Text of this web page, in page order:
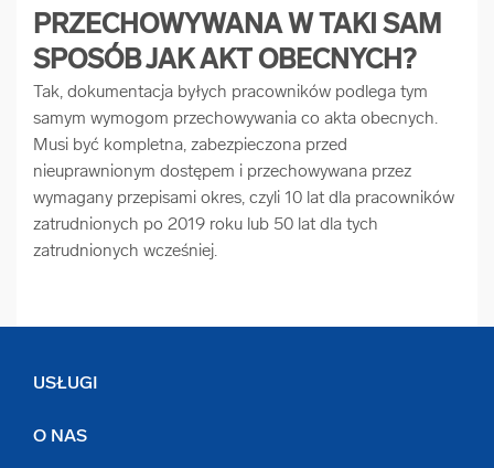
PRZECHOWYWANA W TAKI SAM
SPOSÓB JAK AKT OBECNYCH?
Tak, dokumentacja byłych pracowników podlega tym
samym wymogom przechowywania co akta obecnych.
Musi być kompletna, zabezpieczona przed
nieuprawnionym dostępem i przechowywana przez
wymagany przepisami okres, czyli 10 lat dla pracowników
zatrudnionych po 2019 roku lub 50 lat dla tych
zatrudnionych wcześniej.
USŁUGI
O NAS